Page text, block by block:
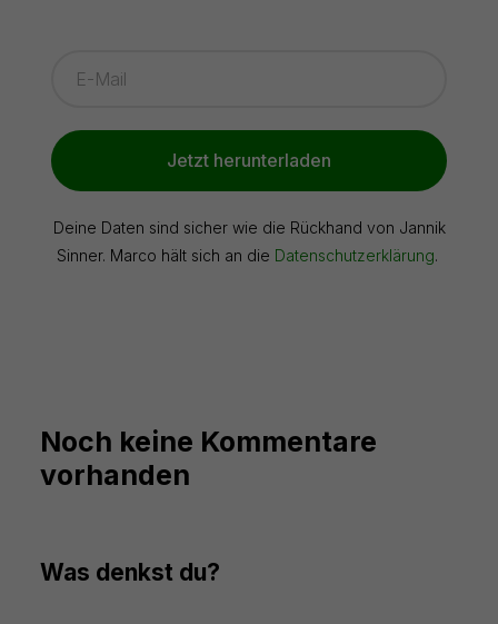
Jetzt herunterladen
Deine Daten sind sicher wie die Rückhand von Jannik
Sinner. Marco hält sich an die Datenschutzerklärung.
Noch keine Kommentare
vorhanden
Was denkst du?